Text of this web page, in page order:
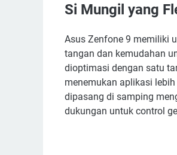
Si Mungil yang
Asus Zenfone 9 memiliki
tangan dan kemudahan
dioptimasi dengan satu
menemukan aplikasi
dipasang di samping
dukungan untuk control